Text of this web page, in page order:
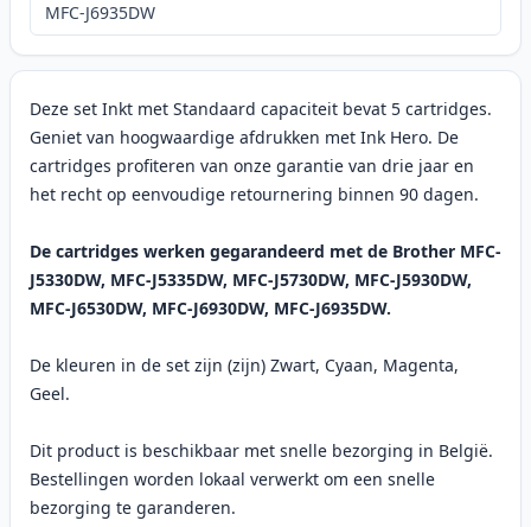
Deze set Inkt met Standaard capaciteit bevat 5 cartridges.
Geniet van hoogwaardige afdrukken met Ink Hero. De
cartridges profiteren van onze garantie van drie jaar en
het recht op eenvoudige retournering binnen 90 dagen.
De cartridges werken gegarandeerd met de Brother MFC-
J5330DW, MFC-J5335DW, MFC-J5730DW, MFC-J5930DW,
MFC-J6530DW, MFC-J6930DW, MFC-J6935DW.
De kleuren in de set zijn (zijn) Zwart, Cyaan, Magenta,
Geel.
Dit product is beschikbaar met snelle bezorging in België.
Bestellingen worden lokaal verwerkt om een snelle
bezorging te garanderen.
MFC-J6935DW